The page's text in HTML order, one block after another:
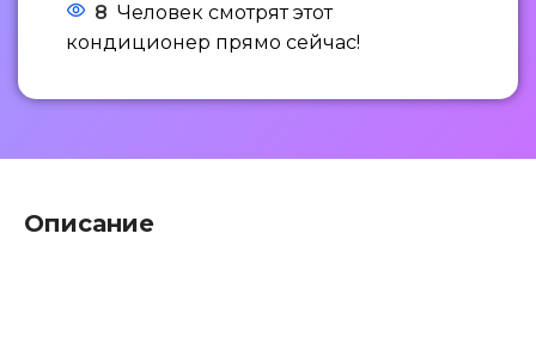
8 Человек смотрят этот
кондиционер прямо сейчас!
Описание